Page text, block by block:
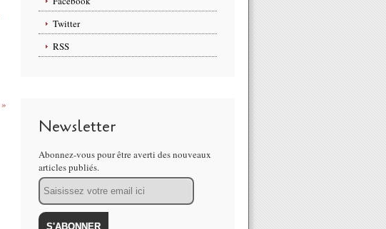
Twitter
RSS
Newsletter
Abonnez-vous pour être averti des nouveaux
articles publiés.
Email